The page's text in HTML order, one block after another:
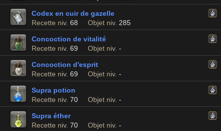
Codex en cuir de gazelle
Recette niv. 68 Objet niv. 285
Concoction de vitalité
Recette niv. 69 Objet niv. -
Concoction d'esprit
Recette niv. 69 Objet niv. -
Supra potion
Recette niv. 70 Objet niv. -
Supra éther
Recette niv. 70 Objet niv. -